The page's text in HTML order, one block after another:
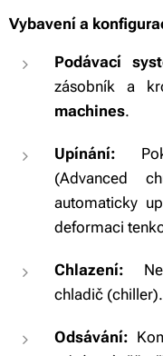
Vybavení a
Podávací
zásobník a
machines.
Upínání:
(Advanced
automaticky
deformaci
Chlazení:
chladič (chiller).
Odsávání: